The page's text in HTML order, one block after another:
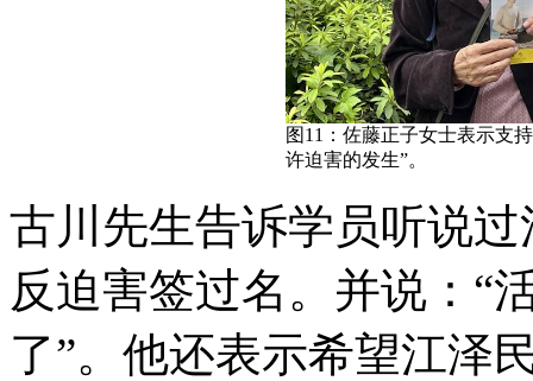
图11：佐藤正子女士表示支
许迫害的发生”。
古川先生告诉学员听说
反迫害签过名。并说：“
了”。他还表示希望江泽